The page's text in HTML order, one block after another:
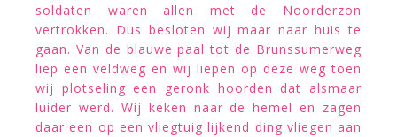
soldaten waren allen met de Noorderzon
vertrokken. Dus besloten wij maar naar huis te
gaan. Van de blauwe paal tot de Brunssumerweg
liep een veldweg en wij liepen op deze weg toen
wij plotseling een geronk hoorden dat alsmaar
luider werd. Wij keken naar de hemel en zagen
daar een op een vliegtuig lijkend ding vliegen aan